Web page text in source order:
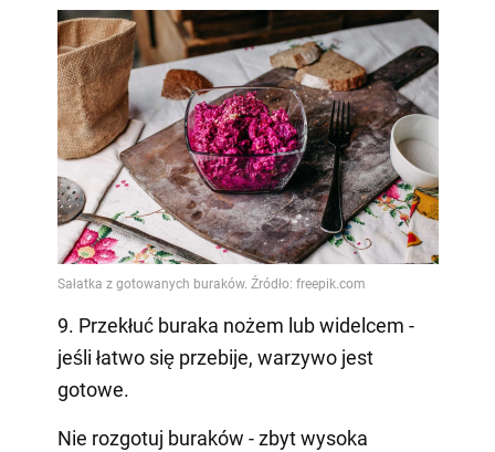
9. Przekłuć buraka nożem lub widelcem -
jeśli łatwo się przebije, warzywo jest
gotowe.
Nie rozgotuj buraków - zbyt wysoka